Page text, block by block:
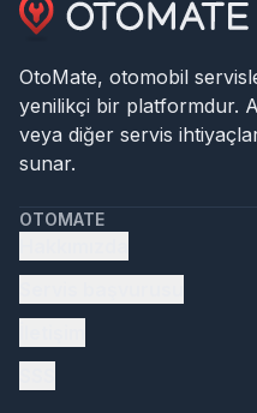
OtoMate, otomobil
yenilikçi bir platformdur.
veya diğer servis
sunar.
OTOMATE